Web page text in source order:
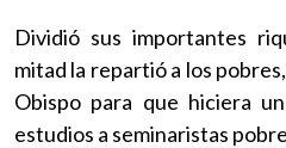
Dividió sus importantes
mitad la repartió a los
Obispo para que hiciera
estudios a seminaristas